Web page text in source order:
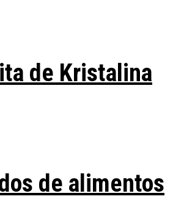
de Kristalina
de alimentos